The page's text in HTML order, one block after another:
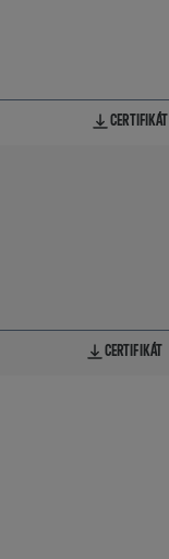
CERTIFIKÁT
CERTIFIKÁT